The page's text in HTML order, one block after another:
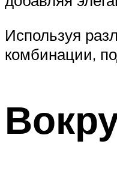
Используя
комбинации,